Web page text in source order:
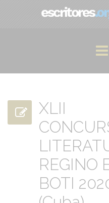
XLII
REGINO
BOTI